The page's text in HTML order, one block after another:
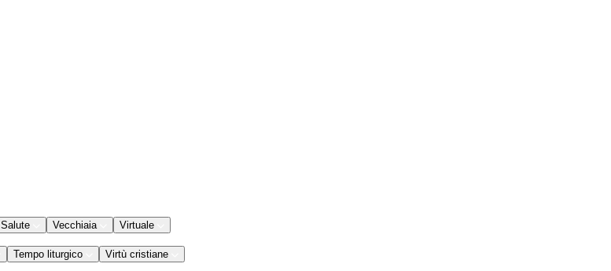
Salute Vecchiaia Virtuale
Tempo liturgico Virtù cristiane